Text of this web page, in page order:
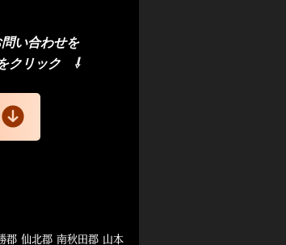
い合わせを
クリック ⇩
郡 仙北郡 南秋田郡 山本